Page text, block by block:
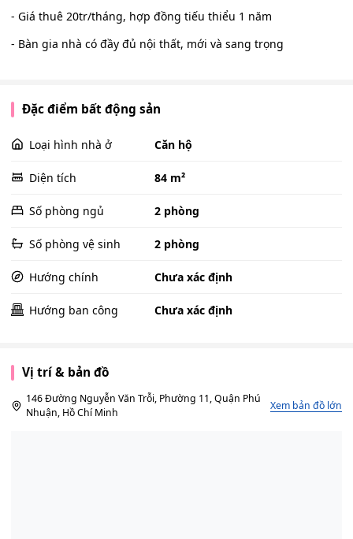
- Giá thuê 20tr/tháng, hợp đồng tiếu thiểu 1 năm
- Bàn gia nhà có đầy đủ nội thất, mới và sang trọng
Đặc điểm bất động sản
Loại hình nhà ở Căn hộ
Diện tích 84 m²
Số phòng ngủ 2 phòng
Số phòng vệ sinh 2 phòng
Hướng chính Chưa xác định
Hướng ban công Chưa xác định
Vị trí & bản đồ
146 Đường Nguyễn Văn Trỗi, Phường 11, Quận Phú
Nhuận, Hồ Chí Minh
Xem bản đồ lớn